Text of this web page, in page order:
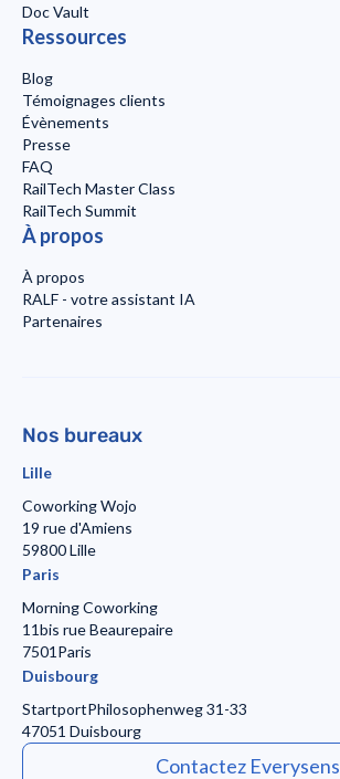
Doc Vault
Ressources
Blog
Témoignages clients
Évènements
Presse
FAQ
RailTech Master Class
RailTech Summit
À propos
À propos
RALF - votre assistant IA
Partenaires
Nos bureaux
Lille
Coworking Wojo
19 rue d'Amiens
59800 Lille
Paris
Morning Coworking
11bis rue Beaurepaire
7501Paris
Duisbourg
StartportPhilosophenweg 31-33
47051 Duisbourg
Contactez Everysens